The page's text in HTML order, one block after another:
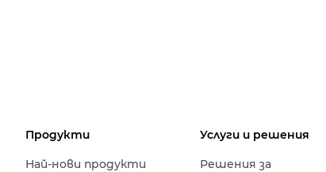
Продукти
Най-нови продукти
Услуги и решения
Решения за